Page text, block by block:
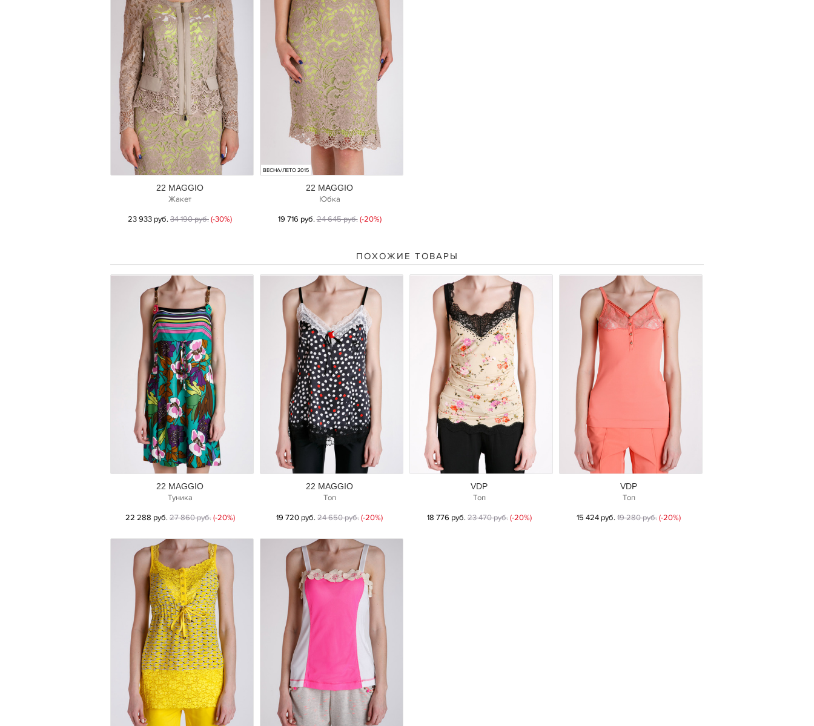
22 MAGGIO
Жакет
23 933 руб.34 190 руб.(-30%)
22 MAGGIO
ВЕСНА/ЛЕТО 2015
Юбка
19 716 руб.24 645 руб. (-20%)
ПОХОЖИЕ ТОВАРЫ
22 MAGGIO
Туника
22 288 руб.27 860 руб. (-20%)
22 MAGGIO
Топ
19 720 руб.24 650 руб.(-20%)
VDP
Топ
18 776 руб.23 470 руб. (-20%)
VDP
Топ
15 424 руб.19 280 руб.(-20%)